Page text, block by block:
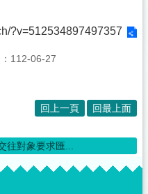
?v=512534897497357
112-06-27
回上一頁 回最上面
往對象要求匯...